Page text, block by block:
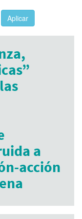
Aplicar
a
acción